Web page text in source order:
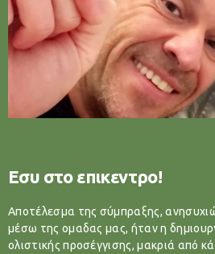
Εσυ στο επικεντρο!
Αποτέλεσμα της σύμπραξης,
μέσω της ομαδας μας, ήταν η
ολιστικής προσέγγισης, μακριά από